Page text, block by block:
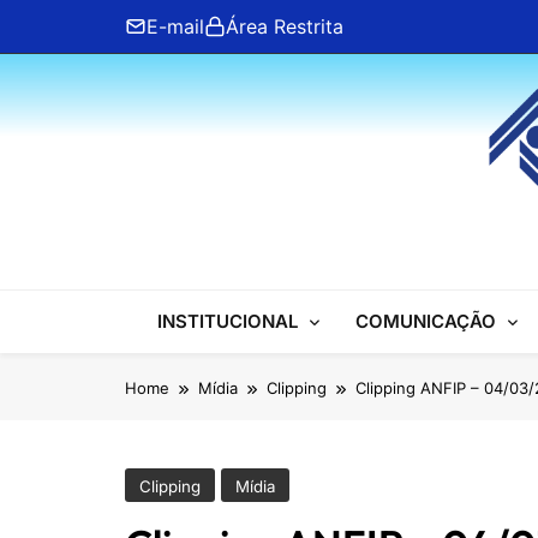
content
E-mail Área Restrita
ANFIP Nacional
INSTITUCIONAL COMUNICAÇÃO
Home Mídia Clipping Clipping ANFIP – 04/
Clipping Mídia